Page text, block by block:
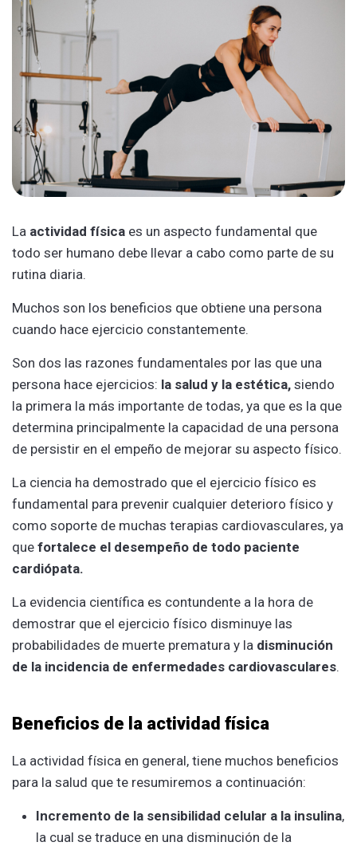
La actividad física es un aspecto fundamental que
todo ser humano debe llevar a cabo como parte de su
rutina diaria.
Muchos son los beneficios que obtiene una persona
cuando hace ejercicio constantemente.
Son dos las razones fundamentales por las que una
persona hace ejercicios: la salud y la estética, siendo
la primera la más importante de todas, ya que es la que
determina principalmente la capacidad de una persona
de persistir en el empeño de mejorar su aspecto físico.
La ciencia ha demostrado que el ejercicio físico es
fundamental para prevenir cualquier deterioro físico y
como soporte de muchas terapias cardiovasculares, ya
que fortalece el desempeño de todo paciente
cardiópata.
La evidencia científica es contundente a la hora de
demostrar que el ejercicio físico disminuye las
probabilidades de muerte prematura y la disminución
de la incidencia de enfermedades cardiovasculares.
Beneficios de la actividad física
La actividad física en general, tiene muchos beneficios
para la salud que te resumiremos a continuación:
Incremento de la sensibilidad celular a la insulina,
la cual se traduce en una disminución de la